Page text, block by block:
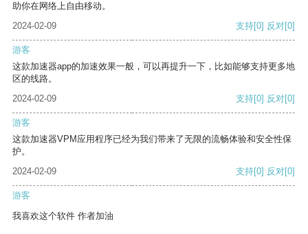
助你在网络上自由移动。
2024-02-09
支持[0] 反对[0]
游客
这款加速器app的加速效果一般，可以再提升一下，比如能够支持更多地
区的线路。
2024-02-09
支持[0] 反对[0]
游客
这款加速器VPM应用程序已经为我们带来了无限的流畅体验和安全性保
护。
2024-02-09
支持[0] 反对[0]
游客
我喜欢这个软件 作者加油